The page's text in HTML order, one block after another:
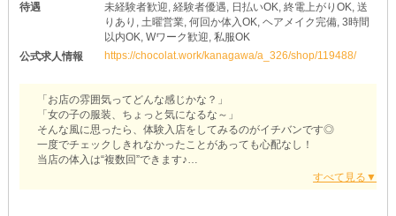
待遇
未経験者歓迎, 経験者優遇, 日払いOK, 終電上がりOK, 送
りあり, 土曜営業, 何回か体入OK, ヘアメイク完備, 3時間
以内OK, Wワーク歓迎, 私服OK
公式求人情報
https://chocolat.work/kanagawa/a_326/shop/119488/
「お店の雰囲気ってどんな感じかな？」
「女の子の服装、ちょっと気になるな～」
そんな風に思ったら、体験入店をしてみるのがイチバンです◎
一度でチェックしきれなかったことがあっても心配なし！
当店の体入は“複数回”できます♪
不安なこと・わからないことがあれば、遠慮なく聞いてください★